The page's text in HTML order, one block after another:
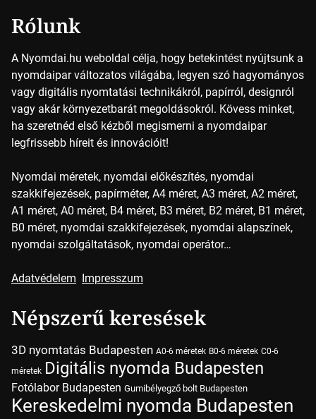
Rólunk
A Nyomdai.hu weboldal célja, hogy betekintést nyújtsunk a
nyomdaipar változatos világába, legyen szó hagyományos
vagy digitális nyomtatási technikákról, papírról, designról
vagy akár környezetbarát megoldásokról. Kövess minket,
ha szeretnéd első kézből megismerni a nyomdaipar
legfrissebb híreit és innovációit!
Nyomdai méretek, nyomdai előkészítés, nyomdai
szakkifejezések, papírméter, A4 méret, A3 méret, A2 méret,
A1 méret, A0 méret, B4 méret, B3 méret, B2 méret, B1 méret,
B0 méret, nyomdai szakkifejezések, nyomdai alapszínek,
nyomdai szolgáltatások, nyomdai operátor…
Adatvédelem Impresszum
Népszerű keresések
3D nyomtatás Budapesten A0-6 méretek B0-6 méretek C0-6
méretek Digitális nyomda Budapesten
Fotólabor Budapesten Gumibélyegző bolt Budapesten
Kereskedelmi nyomda Budapesten